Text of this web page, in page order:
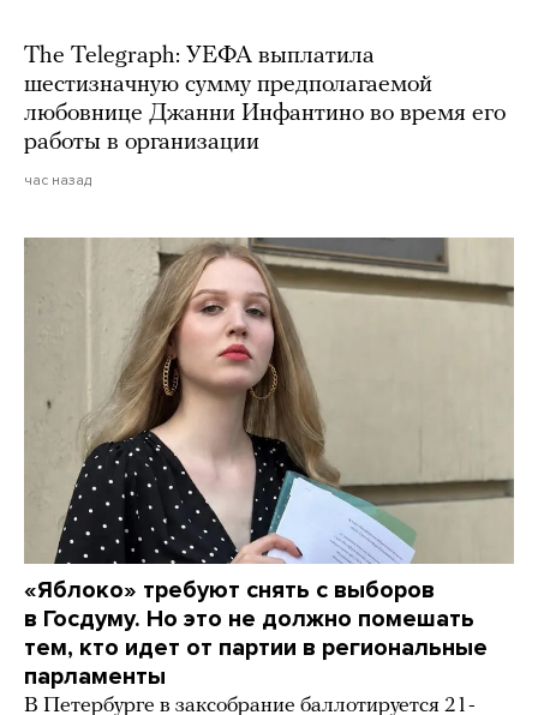
The Telegraph: УЕФА выплатила
шестизначную сумму предполагаемой
любовнице Джанни Инфантино во время его
работы в организации
час назад
«Яблоко» требуют снять с выборов
в Госдуму. Но это не должно помешать
тем, кто идет от партии в региональные
парламенты
В Петербурге в заксобрание баллотируется 21-